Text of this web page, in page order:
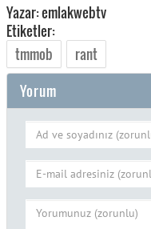
Yazar: emlakwebtv
Etiketler:
tmmob
rant
Yorum